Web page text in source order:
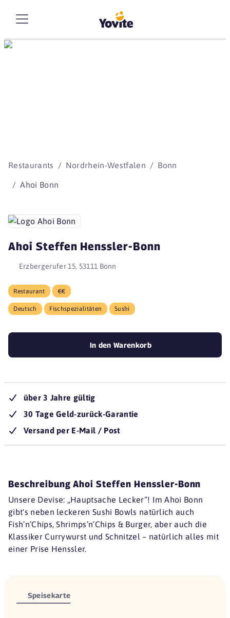
Restaurants Nordrhein-Westfalen Bonn
Ahoi Bonn
Ahoi Steffen Henssler-Bonn
Erzbergerufer 15, 53111 Bonn
Restaurant €€
Deutsch Fischspezialitäten Sushi
In den Warenkorb
über 3 Jahre gültig
30 Tage Geld-zurück-Garantie
Versand per E-Mail / Post
Beschreibung Ahoi Steffen Henssler-Bonn
Unsere Devise: „Hauptsache Lecker“! Im Ahoi Bonn
gibt's neben leckeren Sushi Bowls natürlich auch
Fish’n’Chips, Shrimps’n’Chips & Burger, aber auch die
Klassiker Currywurst und Schnitzel – natürlich alles mit
einer Prise Henssler.
Speisekarte